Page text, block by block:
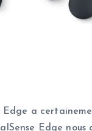
Edge a
Edge nous